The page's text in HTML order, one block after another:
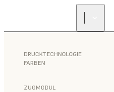
DRUCKTECHNOLOGIE
FARBEN
ZUGMODUL